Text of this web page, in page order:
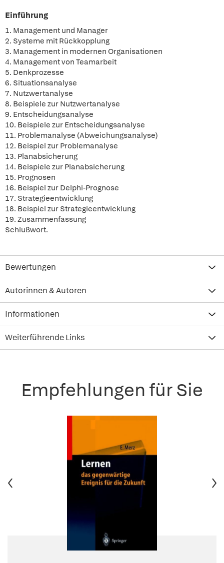
Einführung
1. Management und Manager
2. Systeme mit Rückkopplung
3. Management in modernen Organisationen
4. Management von Teamarbeit
5. Denkprozesse
6. Situationsanalyse
7. Nutzwertanalyse
8. Beispiele zur Nutzwertanalyse
9. Entscheidungsanalyse
10. Beispiele zur Entscheidungsanalyse
11. Problemanalyse (Abweichungsanalyse)
12. Beispiel zur Problemanalyse
13. Planabsicherung
14. Beispiele zur Planabsicherung
15. Prognosen
16. Beispiel zur Delphi-Prognose
17. Strategieentwicklung
18. Beispiel zur Strategieentwicklung
19. Zusammenfassung
Schlußwort.
Bewertungen
Autorinnen & Autoren
Informationen
Weiterführende Links
Empfehlungen für Sie